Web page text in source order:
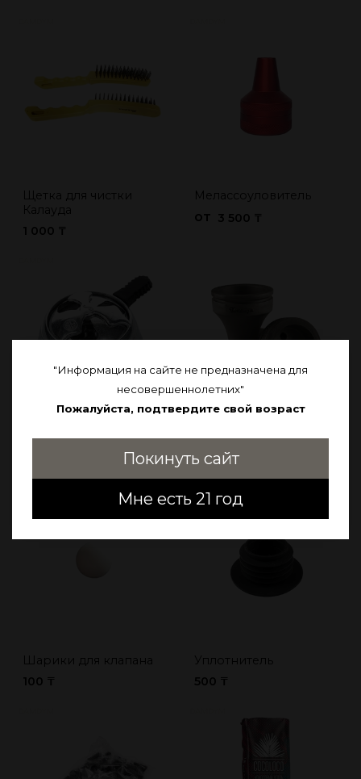
Щетка для чистки
Калауда
1 000 ₸
Мелассоуловитель
от 3 500 ₸
от 3 990 ₸
Шарики для клапана
100 ₸
Уплотнитель
500 ₸
"Информация на сайте не предназначена для
несовершеннолетних"
Пожалуйста, подтвердите свой возраст
Покинуть сайт
Мне есть 21 год